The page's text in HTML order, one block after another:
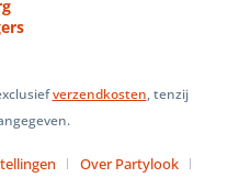
verzendkosten, tenzij
Over Partylook